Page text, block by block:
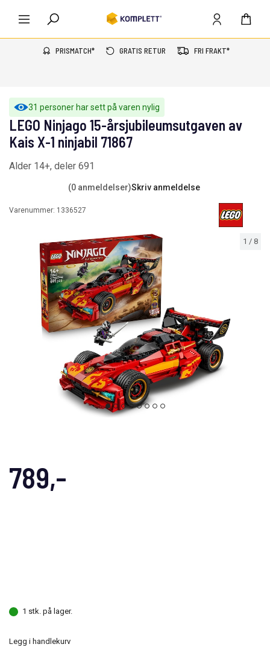
PRISMATCH* GRATIS RETUR FRI FRAKT*
31 personer har sett på varen nylig
1 / 8
LEGO Ninjago 15-årsjubileumsutgaven av
Kais X-1 ninjabil 71867
Alder 14+, deler 691
(0 anmeldelser)Skriv anmeldelse
Varenummer: 1336527
789,-
1 stk. på lager.
Legg i handlekurv